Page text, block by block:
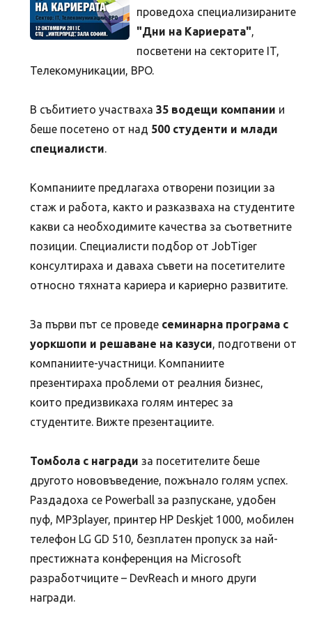
проведоха специализираните
"Дни на Кариерата",
посветени на секторите IT,
Телекомуникации, BPO.
В събитието участваха 35 водещи компании и
беше посетено от над 500 студенти и млади
специалисти.
Компаниите предлагаха отворени позиции за
стаж и работа, както и разказваха на студентите
какви са необходимите качества за съответните
позиции. Специалисти подбор от JobTiger
консултираха и даваха съвети на посетителите
относно тяхната кариера и кариерно развитите.
За първи път се проведе семинарна програма с
уоркшопи и решаване на казуси, подготвени от
компаниите-участници. Компаниите
презентираха проблеми от реалния бизнес,
които предизвикаха голям интерес за
студентите. Вижте презентациите.
Томбола с награди за посетителите беше
другото нововъведение, пожънало голям успех.
Раздадоха се Powerball за разпускане, удобен
пуф, MP3player, принтер HP Deskjet 1000, мобилен
телефон LG GD 510, безплатен пропуск за най-
престижната конференция на Microsoft
разработчиците – DevReach и много други
награди.